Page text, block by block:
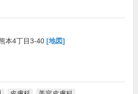
本4丁目3-40 [地図]